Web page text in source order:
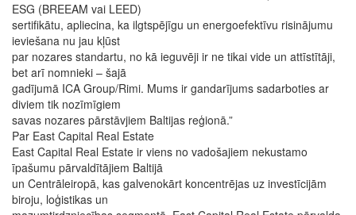
ESG (BREEAM vai LEED)
sertifikātu, apliecina, ka ilgtspējīgu un energoefektīvu risinājumu
ieviešana nu jau kļūst
par nozares standartu, no kā ieguvēji ir ne tikai vide un attīstītāji,
bet arī nomnieki – šajā
gadījumā ICA Group/Rimi. Mums ir gandarījums sadarboties ar
diviem tik nozīmīgiem
savas nozares pārstāvjiem Baltijas reģionā.”
Par East Capital Real Estate
East Capital Real Estate ir viens no vadošajiem nekustamo
īpašumu pārvaldītājiem Baltijā
un Centrāleiropā, kas galvenokārt koncentrējas uz investīcijām
biroju, loģistikas un